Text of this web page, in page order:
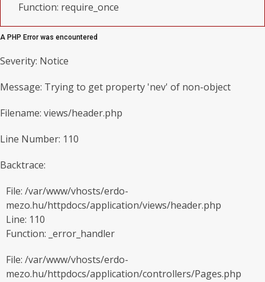
Function: require_once
A PHP Error was encountered
Severity: Notice
Message: Trying to get property 'nev' of non-object
Filename: views/header.php
Line Number: 110
Backtrace:
File: /var/www/vhosts/erdo-
mezo.hu/httpdocs/application/views/header.php
Line: 110
Function: _error_handler
File: /var/www/vhosts/erdo-
mezo.hu/httpdocs/application/controllers/Pages.php